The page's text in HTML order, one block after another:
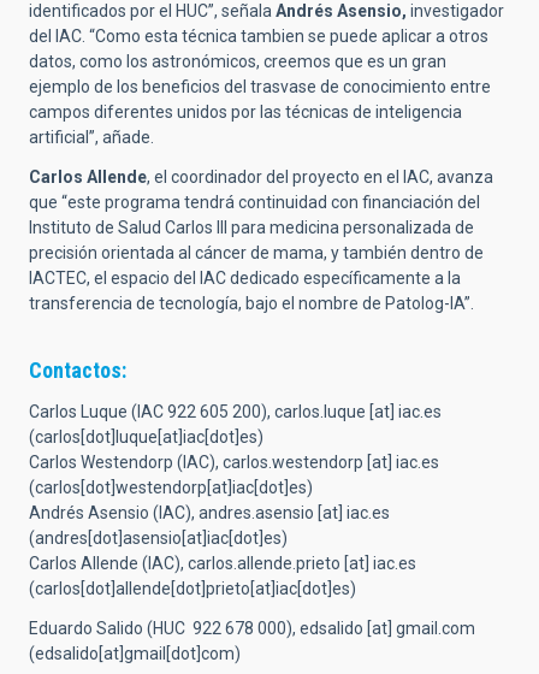
identificados por el HUC”, señala Andrés Asensio, investigador
del IAC. “Como esta técnica tambien se puede aplicar a otros
datos, como los astronómicos, creemos que es un gran
ejemplo de los beneficios del trasvase de conocimiento entre
campos diferentes unidos por las técnicas de inteligencia
artificial”, añade.
Carlos Allende, el coordinador del proyecto en el IAC, avanza
que “este programa tendrá continuidad con financiación del
Instituto de Salud Carlos III para medicina personalizada de
precisión orientada al cáncer de mama, y también dentro de
IACTEC, el espacio del IAC dedicado específicamente a la
transferencia de tecnología, bajo el nombre de Patolog-IA”.
Contactos:
Carlos Luque (IAC 922 605 200), carlos.luque [at] iac.es
(carlos[dot]luque[at]iac[dot]es)
Carlos Westendorp (IAC), carlos.westendorp [at] iac.es
(carlos[dot]westendorp[at]iac[dot]es)
Andrés Asensio (IAC), andres.asensio [at] iac.es
(andres[dot]asensio[at]iac[dot]es)
Carlos Allende (IAC), carlos.allende.prieto [at] iac.es
(carlos[dot]allende[dot]prieto[at]iac[dot]es)
Eduardo Salido (HUC 922 678 000), edsalido [at] gmail.com
(edsalido[at]gmail[dot]com)